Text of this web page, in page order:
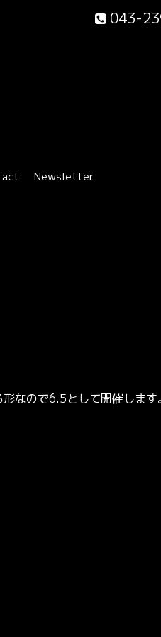
043-
Newsletter
なので6.5として開催します